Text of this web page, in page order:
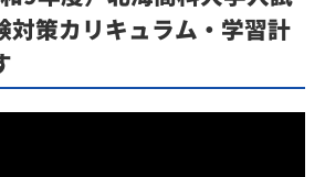
対策カリキュラム・学習計